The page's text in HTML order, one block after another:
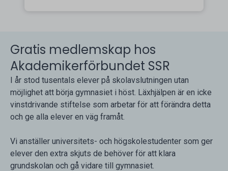
Gratis medlemskap hos
Akademikerförbundet SSR
I år stod tusentals elever på skolavslutningen utan
möjlighet att börja gymnasiet i höst. Läxhjälpen är en icke
vinstdrivande stiftelse som arbetar för att förändra detta
och ge alla elever en väg framåt.
Vi anställer universitets- och högskolestudenter som ger
elever den extra skjuts de behöver för att klara
grundskolan och gå vidare till gymnasiet.